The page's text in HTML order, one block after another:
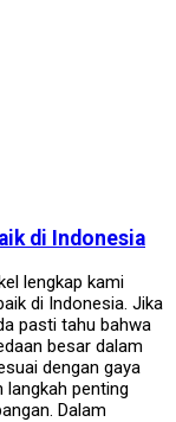
di Indonesia
lengkap kami
di Indonesia. Jika
pasti tahu bahwa
besar dalam
dengan gaya
langkah penting
Dalam